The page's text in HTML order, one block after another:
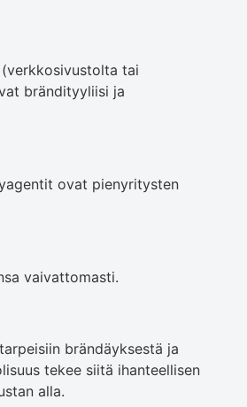
tai
brändityyliisi ja
ovat pienyritysten
vaivattomasti.
brändäyksestä ja
tekee siitä ihanteellisen
alla.